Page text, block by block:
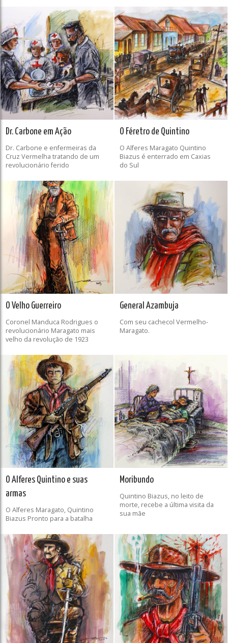
Dr. Carbone em Ação
Dr. Carbone e enfermeiras da
Cruz Vermelha tratando de um
revolucionário ferido
O Féretro de Quintino
O Alferes Maragato Quintino
Biazus é enterrado em Caxias
do Sul
O Velho Guerreiro
Coronel Manduca Rodrigues o
revolucionário Maragato mais
velho da revolução de 1923
General Azambuja
Com seu cachecol Vermelho-
Maragato.
O Alferes Quintino e suas
armas
O Alferes Maragato, Quintino
Biazus Pronto para a batalha
Moribundo
Quintino Biazus, no leito de
morte, recebe a última visita da
sua mãe